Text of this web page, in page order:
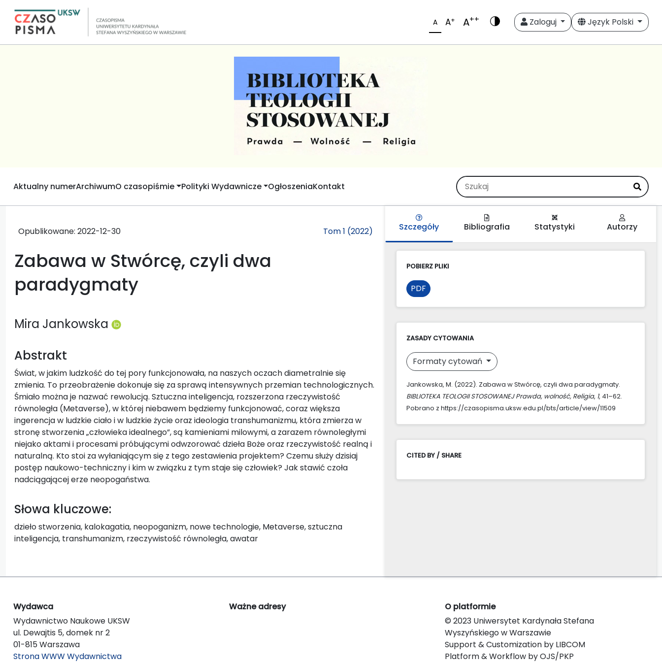
A A+ A++ Zaloguj Język Polski
Aktualny numerArchiwumO czasopiśmie Polityki Wydawnicze OgłoszeniaKontakt
Opublikowane: 2022-12-30 Tom 1 (2022)
Zabawa w Stwórcę, czyli dwa
paradygmaty
Mira Jankowska
Abstrakt
Świat, w jakim ludzkość do tej pory funkcjonowała, na naszych oczach diametralnie się
zmienia. To przeobrażenie dokonuje się za sprawą intensywnych przemian technologicznych.
Śmiało można je nazwać rewolucją. Sztuczna inteligencja, rozszerzona rzeczywistość
równoległa (Metaverse), w której niebawem będziemy funkcjonować, coraz większa
ingerencja w ludzkie ciało i w ludzkie życie oraz ideologia transhumanizmu, która zmierza w
stronę stworzenia „człowieka idealnego”, są kamieniami milowymi, a zarazem równoległymi
niejako aktami i procesami próbującymi odwzorować dzieła Boże oraz rzeczywistość realną i
naturalną. Kto stoi za wyłaniającym się z tego zestawienia projektem? Czemu służy dzisiaj
postęp naukowo-techniczny i kim w związku z tym staje się człowiek? Jak stawić czoła
nadciągającej erze neopogaństwa.
Słowa kluczowe:
dzieło stworzenia, kalokagatia, neopoganizm, nowe technologie, Metaverse, sztuczna
inteligencja, transhumanizm, rzeczywistość równoległa, awatar
Szczegóły Bibliografia Statystyki Autorzy
POBIERZ PLIKI
PDF
ZASADY CYTOWANIA
Formaty cytowań
Jankowska, M. (2022). Zabawa w Stwórcę, czyli dwa paradygmaty.
BIBLIOTEKA TEOLOGII STOSOWANEJ Prawda, wolność, Religia, 1, 41–62.
Pobrano z https://czasopisma.uksw.edu.pl/bts/article/view/11509
CITED BY / SHARE
Wydawca
Wydawnictwo Naukowe UKSW
ul. Dewajtis 5, domek nr 2
01-815 Warszawa
Strona WWW Wydawnictwa
Ważne adresy
O platformie
© 2023 Uniwersytet Kardynała Stefana
Wyszyńskiego w Warszawie
Support & Customization by LIBCOM
Platform & Workflow by OJS/PKP